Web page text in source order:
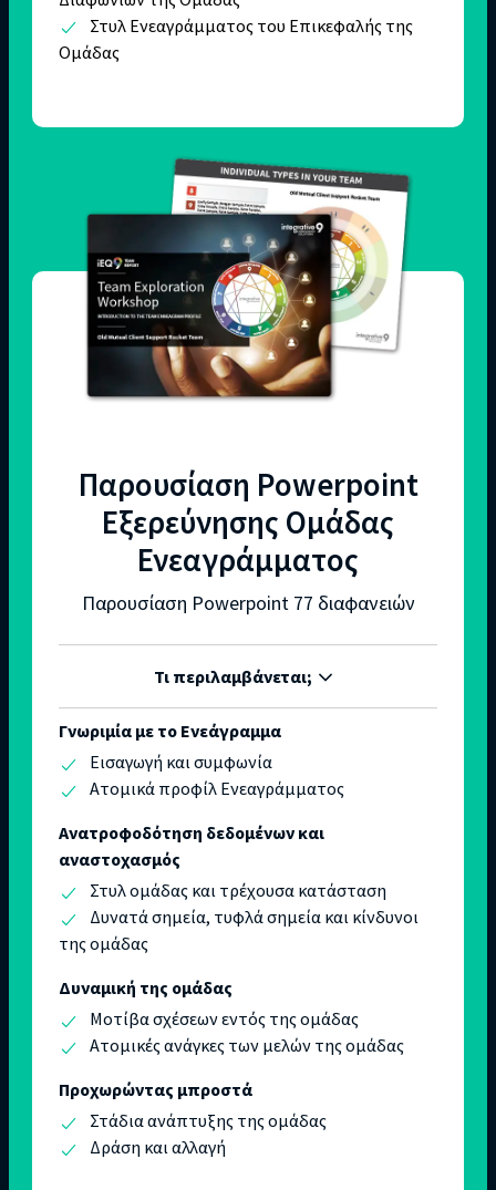
Στυλ Ενεαγράμματος του Επικεφαλής της
Ομάδας
Παρουσίαση Powerpoint
Εξερεύνησης Ομάδας
Ενεαγράμματος
Παρουσίαση Powerpoint 77 διαφανειών
Τι περιλαμβάνεται;
Γνωριμία με το Ενεάγραμμα
Εισαγωγή και συμφωνία
Ατομικά προφίλ Ενεαγράμματος
Ανατροφοδότηση δεδομένων και
αναστοχασμός
Στυλ ομάδας και τρέχουσα κατάσταση
Δυνατά σημεία, τυφλά σημεία και κίνδυνοι
της ομάδας
Δυναμική της ομάδας
Μοτίβα σχέσεων εντός της ομάδας
Ατομικές ανάγκες των μελών της ομάδας
Προχωρώντας μπροστά
Στάδια ανάπτυξης της ομάδας
Δράση και αλλαγή